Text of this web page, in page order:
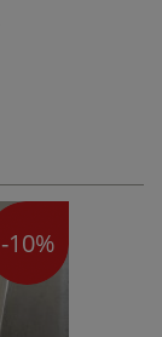
-10%